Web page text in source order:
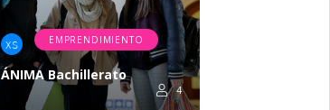
XS EMPRENDIMIENTO
ÁNIMA Bachillerato
4